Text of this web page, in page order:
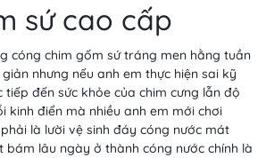
sứ cao cấp
cóng chim gốm sứ tráng men hằng tuần
nhưng nếu anh em thực hiện sai kỹ
đến sức khỏe của chim cưng lẫn độ
kinh điển mà nhiều anh em mới chơi
là lười vệ sinh đáy cóng nước mát
bám lâu ngày ở thành cóng nước chính là